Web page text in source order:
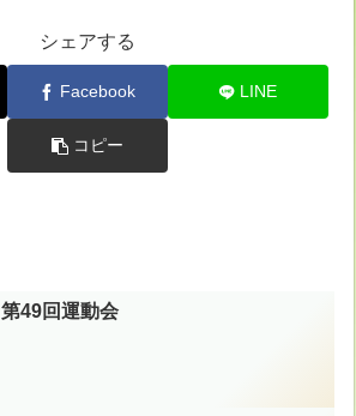
シェアする
Facebook LINE
コピー
第49回運動会